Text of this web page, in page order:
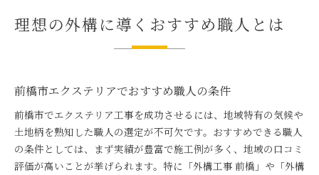
理想の外構に導くおすすめ職人とは
前橋市エクステリアでおすすめ職人の条件
前橋市でエクステリア工事を成功させるには、地域特有の気候や
土地柄を熟知した職人の選定が不可欠です。おすすめできる職人
の条件としては、まず実績が豊富で施工例が多く、地域の口コミ
評価が高いことが挙げられます。特に「外構工事 前橋」や「外構